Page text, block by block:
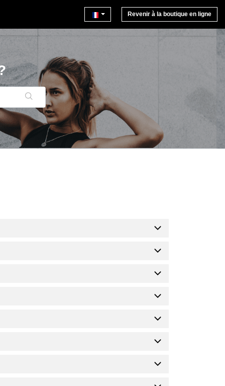
Revenir à la boutique en ligne